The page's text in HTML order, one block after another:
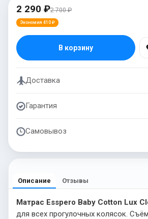
2 290 ₽2 700 ₽
Экономия 410 ₽
В корзину
Доставка
Гарантия
Самовывоз
Описание Отзывы
Матрас Esspero Baby Cotton Lux
для всех прогулочных колясок.